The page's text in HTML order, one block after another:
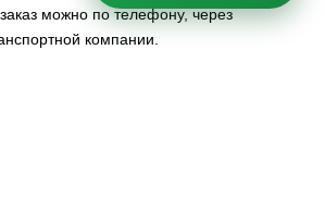
можно по телефону, через
компании.